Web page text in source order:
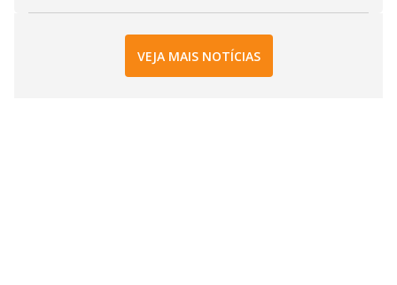
VEJA MAIS NOTÍCIAS